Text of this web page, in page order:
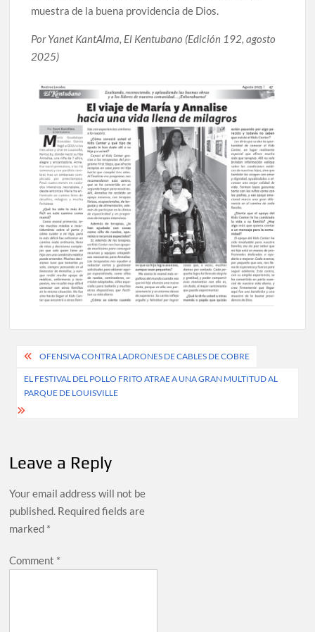
muestra de la buena providencia de Dios.
Por Yanet KantAlma, El Kentubano (Edición 192, agosto
2025)
Post
navigation
OFENSIVA CONTRA LADRONES DE CABLES DE COBRE
EL FESTIVAL DEL POLLO FRITO ATRAE A UNA GRAN MULTITUD AL
PARQUE DE LOUISVILLE
Leave a Reply
Your email address will not be
published. Required fields are
marked *
Comment *